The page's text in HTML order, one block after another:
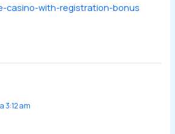
casino-with-registration-bonus
3:12 am